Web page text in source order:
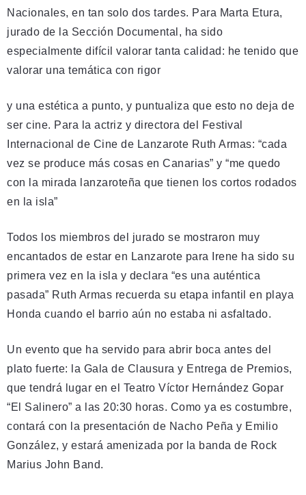
Nacionales, en tan solo dos tardes. Para Marta Etura,
jurado de la Sección Documental, ha sido
especialmente difícil valorar tanta calidad: he tenido que
valorar una temática con rigor
y una estética a punto, y puntualiza que esto no deja de
ser cine. Para la actriz y directora del Festival
Internacional de Cine de Lanzarote Ruth Armas: “cada
vez se produce más cosas en Canarias” y “me quedo
con la mirada lanzaroteña que tienen los cortos rodados
en la isla”
Todos los miembros del jurado se mostraron muy
encantados de estar en Lanzarote para Irene ha sido su
primera vez en la isla y declara “es una auténtica
pasada” Ruth Armas recuerda su etapa infantil en playa
Honda cuando el barrio aún no estaba ni asfaltado.
Un evento que ha servido para abrir boca antes del
plato fuerte: la Gala de Clausura y Entrega de Premios,
que tendrá lugar en el Teatro Víctor Hernández Gopar
“El Salinero” a las 20:30 horas. Como ya es costumbre,
contará con la presentación de Nacho Peña y Emilio
González, y estará amenizada por la banda de Rock
Marius John Band.